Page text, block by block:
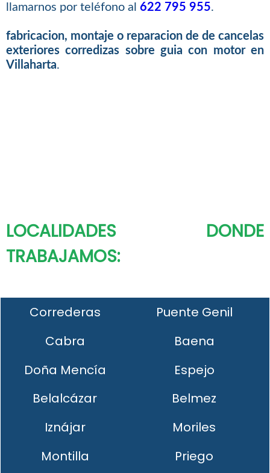
llamarnos por teléfono al 622 795 955.
fabricacion, montaje o reparacion de de cancelas
exteriores corredizas sobre guia con motor en
Villaharta.
LOCALIDADES DONDE
TRABAJAMOS:
Correderas
Puente Genil
Cabra
Baena
Doña Mencía
Espejo
Belalcázar
Belmez
Iznájar
Moriles
Montilla
Priego